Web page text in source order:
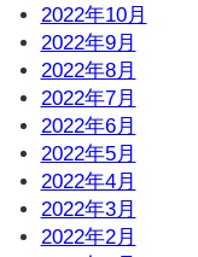
2022年10月
2022年9月
2022年8月
2022年7月
2022年6月
2022年5月
2022年4月
2022年3月
2022年2月